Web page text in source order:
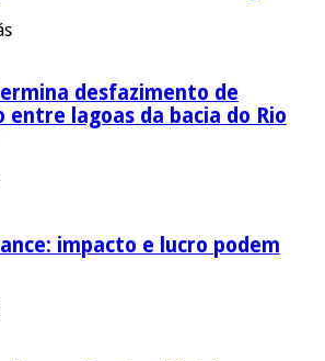
desfazimento de
entre lagoas da bacia do Rio
impacto e lucro podem